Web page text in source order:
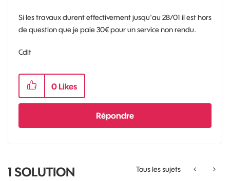
Si les travaux durent effectivement jusqu'au 28/01 il est hors
de question que je paie 30€ pour un service non rendu.
Cdlt
0 Likes
Répondre
Tous les sujets
1 SOLUTION